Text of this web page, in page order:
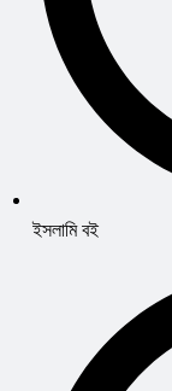
ইসলামি বই